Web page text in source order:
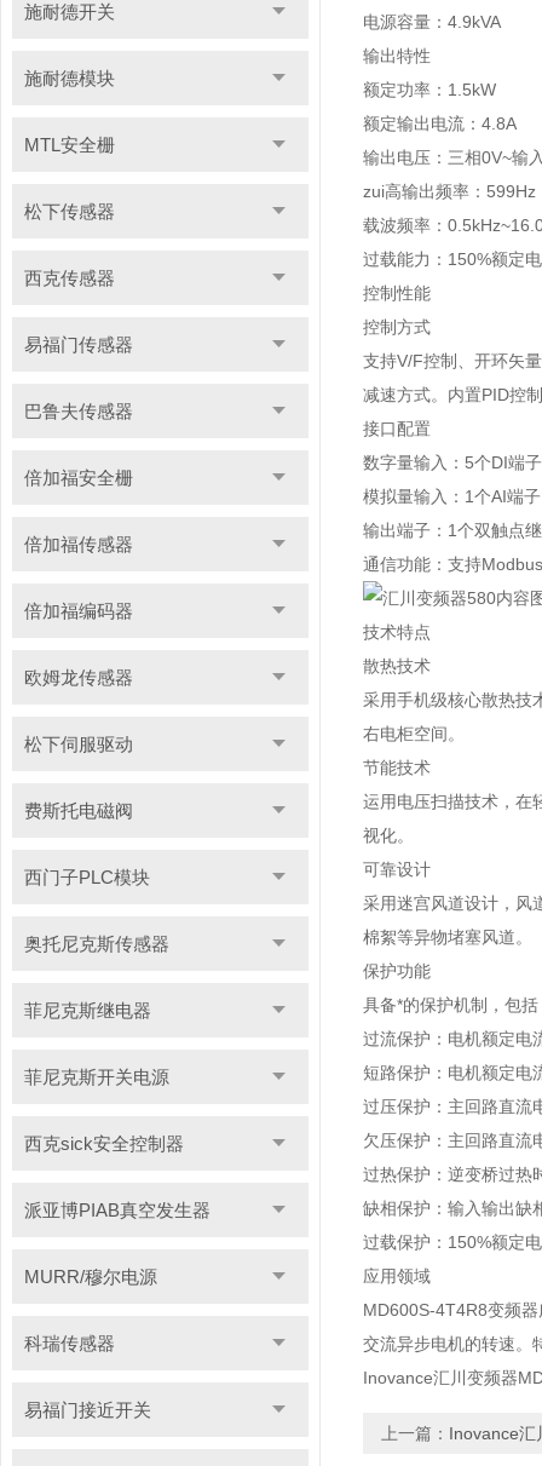
施耐德开关
施耐德模块
MTL安全栅
松下传感器
西克传感器
易福门传感器
巴鲁夫传感器
倍加福安全栅
倍加福传感器
倍加福编码器
欧姆龙传感器
松下伺服驱动
费斯托电磁阀
西门子PLC模块
奥托尼克斯传感器
菲尼克斯继电器
菲尼克斯开关电源
西克sick安全控制器
派亚博PIAB真空发生器
MURR/穆尔电源
科瑞传感器
易福门接近开关
电源容量：4.9kVA
输出特性
额定功率：1.5kW
额定输出电流：4.8A
输出电压：三相0V~输
zui高输出频率：
载波频率：
过载能力：150%额定
控制性能
控制方式
支持V/F控制、开环矢
减速方式。内置PID控
接口配置
数字量输入：5个DI端
模拟量输入：1个AI端
输出端子：1个双触点
通信功能：支持
技术特点
散热技术
采用手机级核心散热技
右电柜空间。
节能技术
运用电压扫描技术，在
视化。
可靠设计
采用迷宫风道设计，风
棉絮等异物堵塞风道。
保护功能
具备*的保护机制，包括
过流保护：电机额定电
短路保护：电机额定电
过压保护：主回路直流
欠压保护：主回路直流
过热保护：逆变桥过热
缺相保护：输入输出缺
过载保护：150%额定
应用领域
MD600S-4T4R8变频
交流异步电机的转速。
Inovance汇川变频器
上一篇： Inovance汇